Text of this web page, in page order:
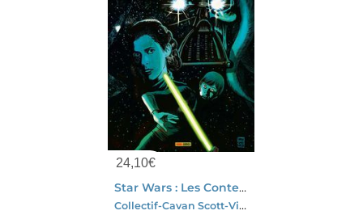
24,10€
Star Wars : Les Contes Cauchemardesques
Collectif-Cavan Scott-Vincenzo Riccardi-Robert Hack-Soo Lee